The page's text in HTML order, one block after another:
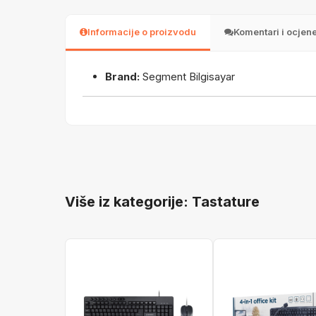
Informacije o proizvodu Komentari i
Brand: Segment Bilgisayar
Više iz kategorije: Tastature